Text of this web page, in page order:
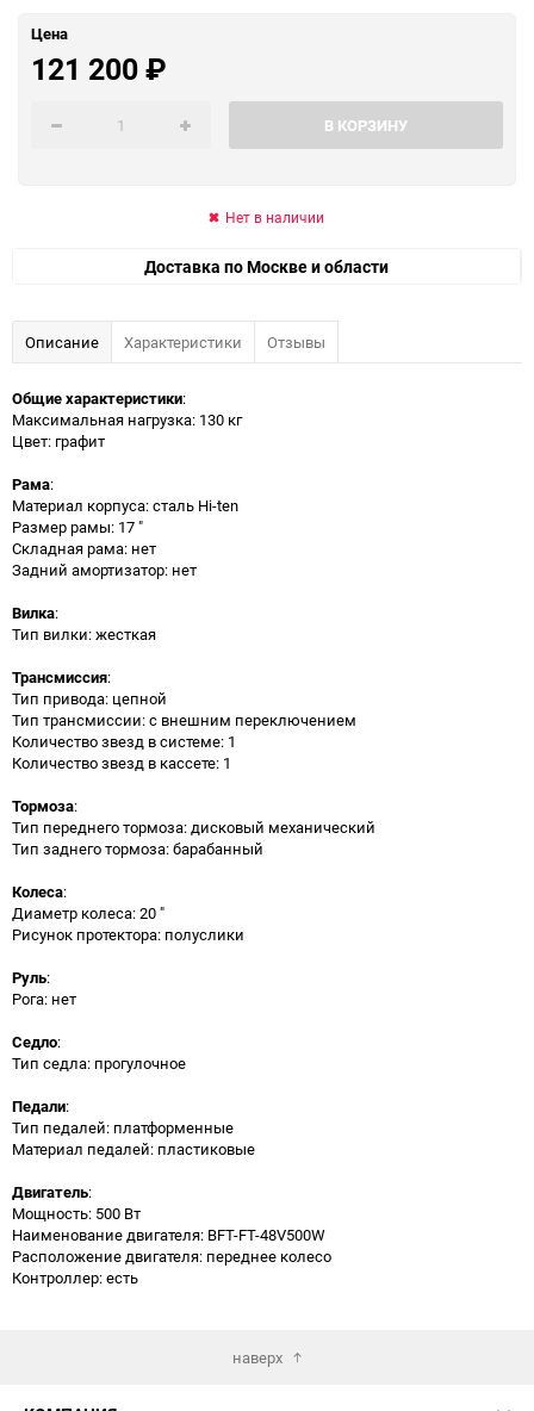
Цена
121 200₽
В КОРЗИНУ
Нет в наличии
Доставка по Москве и области
Описание Характеристики Отзывы
Общие характеристики:
Максимальная нагрузка: 130 кг
Цвет: графит
Рама:
Материал корпуса: сталь Hi-ten
Размер рамы: 17 "
Складная рама: нет
Задний амортизатор: нет
Вилка:
Тип вилки: жесткая
Трансмиссия:
Тип привода: цепной
Тип трансмиссии: с внешним переключением
Количество звезд в системе: 1
Количество звезд в кассете: 1
Тормоза:
Тип переднего тормоза: дисковый механический
Тип заднего тормоза: барабанный
Колеса:
Диаметр колеса: 20 "
Рисунок протектора: полуслики
Руль:
Рога: нет
Седло:
Тип седла: прогулочное
Педали:
Тип педалей: платформенные
Материал педалей: пластиковые
Двигатель:
Мощность: 500 Вт
Наименование двигателя: BFT-FT-48V500W
Расположение двигателя: переднее колесо
Контроллер: есть
наверх